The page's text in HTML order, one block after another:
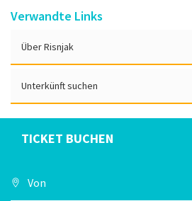
Verwandte Links
Über Risnjak
Unterkünft suchen
TICKET BUCHEN